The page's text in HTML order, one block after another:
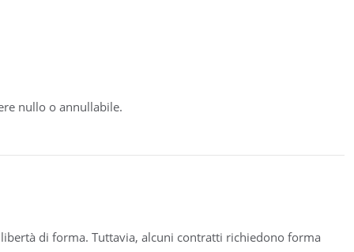
nullo o annullabile.
di forma. Tuttavia, alcuni contratti richiedono forma